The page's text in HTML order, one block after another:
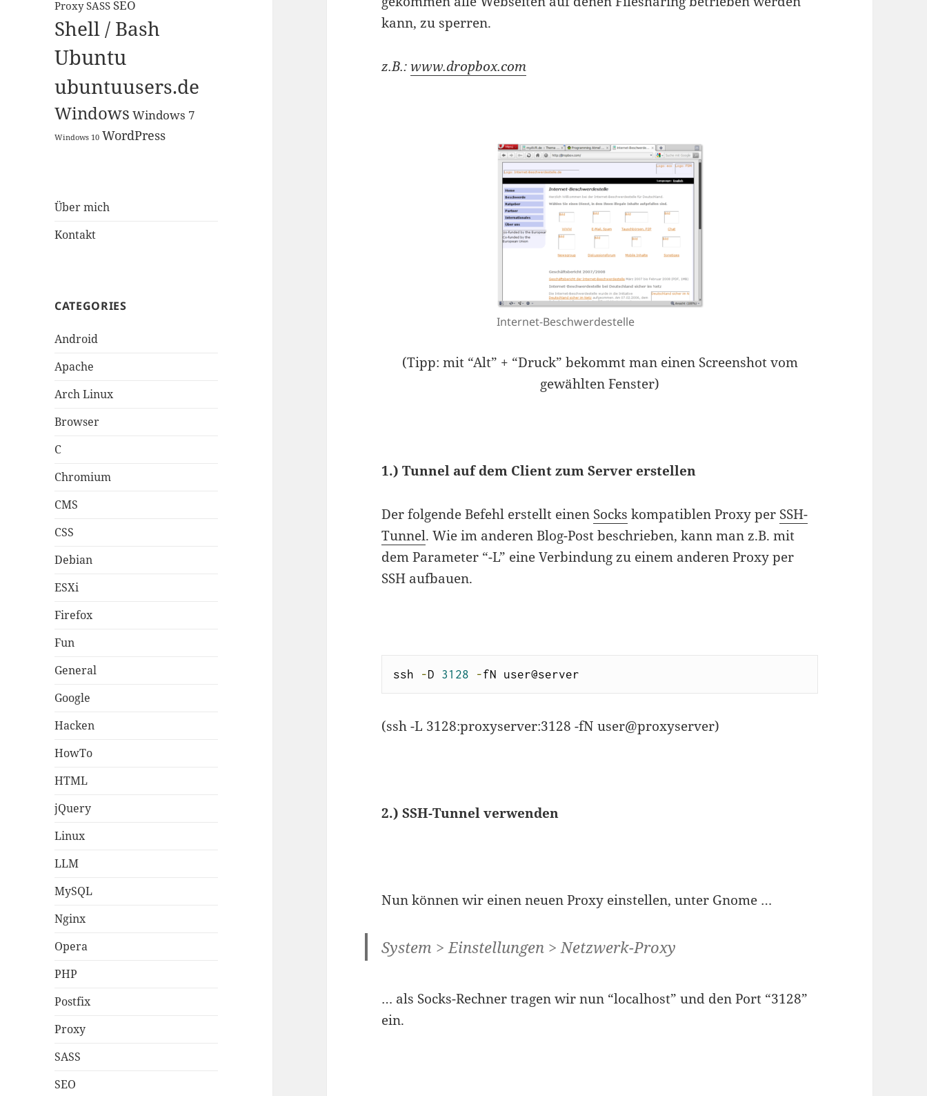
Proxy SASS SEO
Shell / Bash
Ubuntu
ubuntuusers.de
Windows Windows 7
Windows 10 WordPress
Über mich
Kontakt
CATEGORIES
Android
Apache
Arch Linux
Browser
C
Chromium
CMS
CSS
Debian
ESXi
Firefox
Fun
General
Google
Hacken
HowTo
HTML
jQuery
Linux
LLM
MySQL
Nginx
Opera
PHP
Postfix
Proxy
SASS
SEO
kann, zu sperren.
z.B.:www.dropbox.com
Internet-Beschwerdestelle
(Tipp: mit “Alt” + “Druck” bekommt man einen Screenshot vom
gewählten Fenster)
1.) Tunnel auf dem Client zum Server erstellen
Der folgende Befehl erstellt einen Socks kompatiblen Proxy per SSH-
Tunnel. Wie im anderen Blog-Post beschrieben, kann man z.B. mit
dem Parameter “-L” eine Verbindung zu einem anderen Proxy per
SSH aufbauen.
ssh -D 3128 -fN user@server
(ssh -L 3128:proxyserver:3128 -fN user@proxyserver)
2.) SSH-Tunnel verwenden
Nun können wir einen neuen Proxy einstellen, unter Gnome …
System > Einstellungen > Netzwerk-Proxy
… als Socks-Rechner tragen wir nun “localhost” und den Port “3128”
ein.